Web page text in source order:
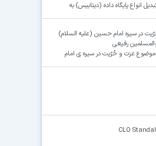
انواع پایگاه داده (دیتابیس) به
در سیره امام حسین (علیه السلام)
رفیعی
موضوع عزت و حُرّیت در سیره ی امام
CLO